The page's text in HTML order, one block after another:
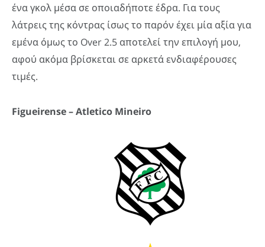
ένα γκολ μέσα σε οποιαδήποτε έδρα. Για τους
λάτρεις της κόντρας ίσως το παρόν έχει μία αξία για
εμένα όμως το Over 2.5 αποτελεί την επιλογή μου,
αφού ακόμα βρίσκεται σε αρκετά ενδιαφέρουσες
τιμές.
Figueirense –Atletico Mineiro